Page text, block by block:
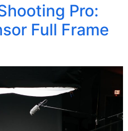
Pro:
Full Frame